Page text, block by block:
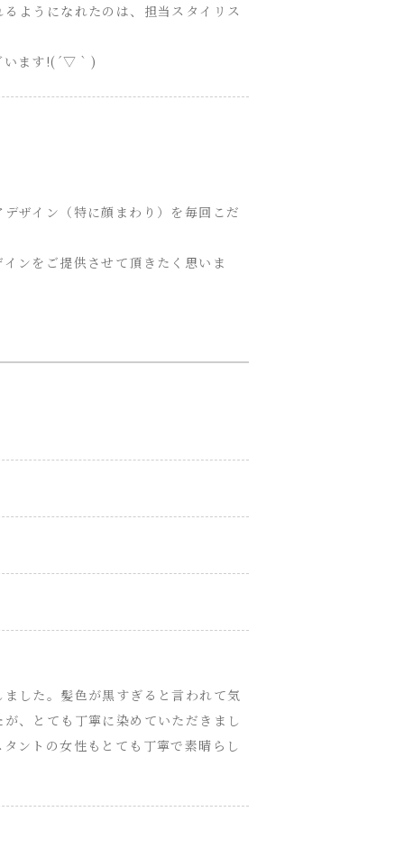
ようになれたのは、担当スタイリス
います!(´▽｀)
ザイン（特に顔まわり）を毎回こだ
ンをご提供させて頂きたく思いま
した。髪色が黒すぎると言われて気
、とても丁寧に染めていただきまし
ントの女性もとても丁寧で素晴らし